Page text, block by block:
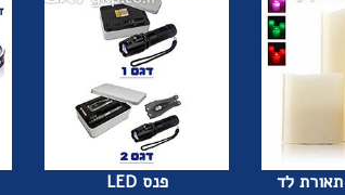
לד פנס LED